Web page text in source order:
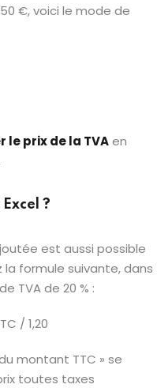
€, voici le mode de
le prix de la TVAen
?
est aussi possible
la formule suivante, dans
TVA de 20 % :
/ 1,20
montant TTC » se
toutes taxes